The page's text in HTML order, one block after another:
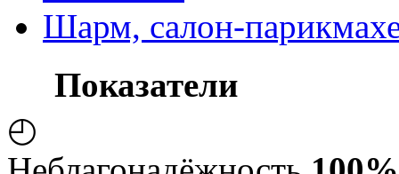
Шарм, салон-
Показатели
◴